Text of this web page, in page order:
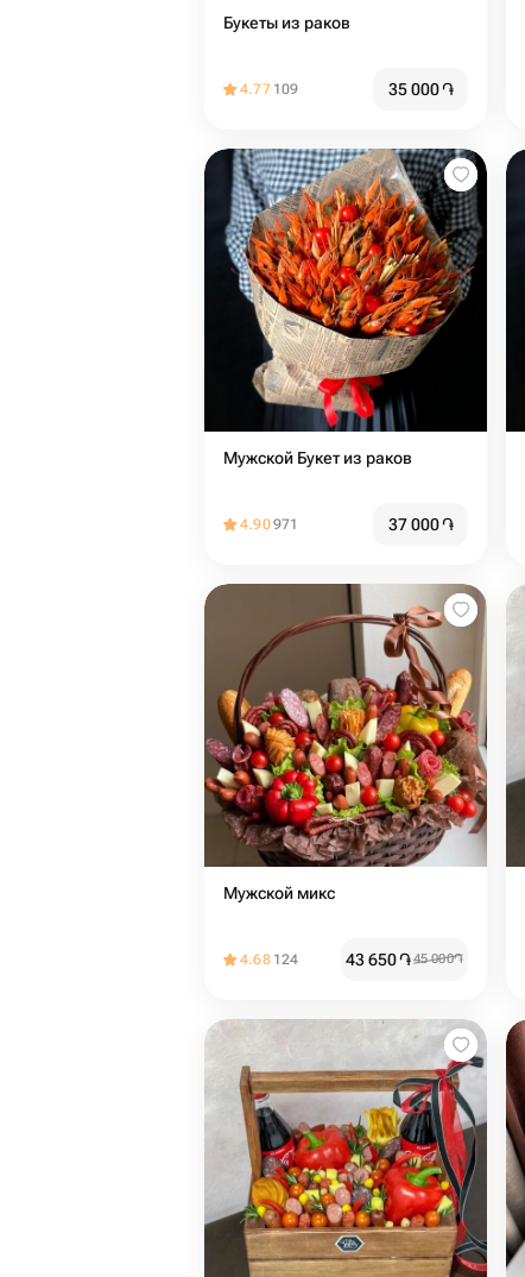
Букеты из раков
4.77 109 35 000֏
Мужской Букет из раков
4.90971 37 000֏
Мужской микс
4.68 124 43 650֏45 000֏